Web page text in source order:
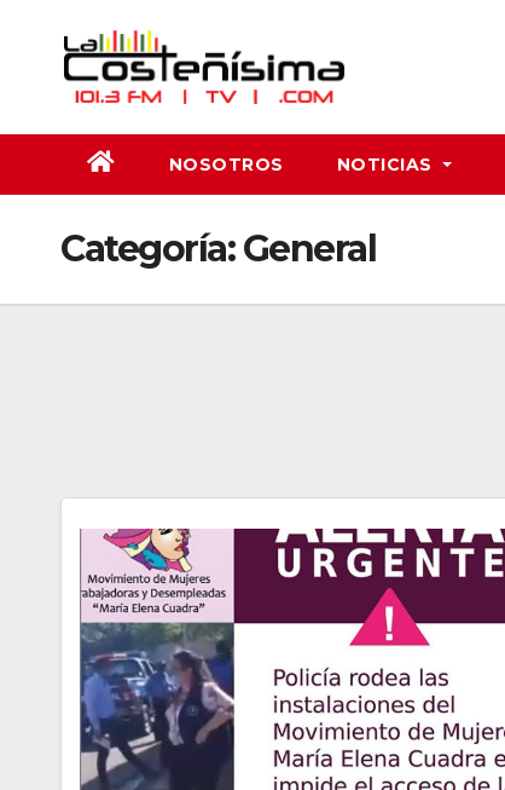
contenido
NOSOTROS NOTICIAS
Categoría:General